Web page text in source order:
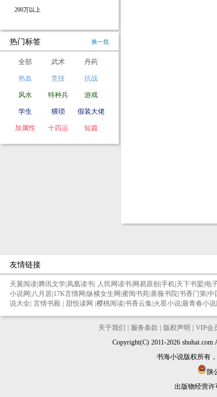
200万以上
热门标签 换一批
全部 武术 丹药
热血 竞技 抗战
风水 特种兵 游戏
学生 猥琐 假装大佬
加属性 十四运 短篇
友情链接
天翼阅读 腾讯文学 凤凰读书 人民网读书 网易原创 手机 天下书盟 电
小说网 八月居 17K言情网 纵横女生网 蜜阅书苑 蔷薇书院 书香门第 中
说大全 言情书殿 甜悦读网 樱桃阅读 书香云集 火星小说 最青春小
关于我们 服务条款 版权声明
VIP会
Copyright(C) 2011-2026
书海小说版权所有
陕
出版物经营许